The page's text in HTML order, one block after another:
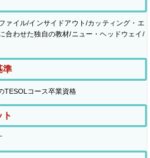
ァイル/インサイドアウト/カッティング・エ
合わせた独自の教材/ニュー・ヘッドウェイ/
準
TESOLコース卒業資格
ト